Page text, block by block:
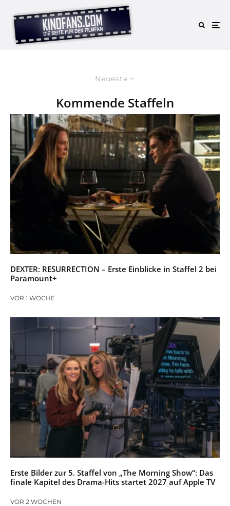
Neueste
Kommende Staffeln
DEXTER: RESURRECTION – Erste Einblicke in Staffel 2 bei
Paramount+
VOR 1 WOCHE
Erste Bilder zur 5. Staffel von „The Morning Show“: Das
finale Kapitel des Drama-Hits startet 2027 auf Apple TV
VOR 2 WOCHEN